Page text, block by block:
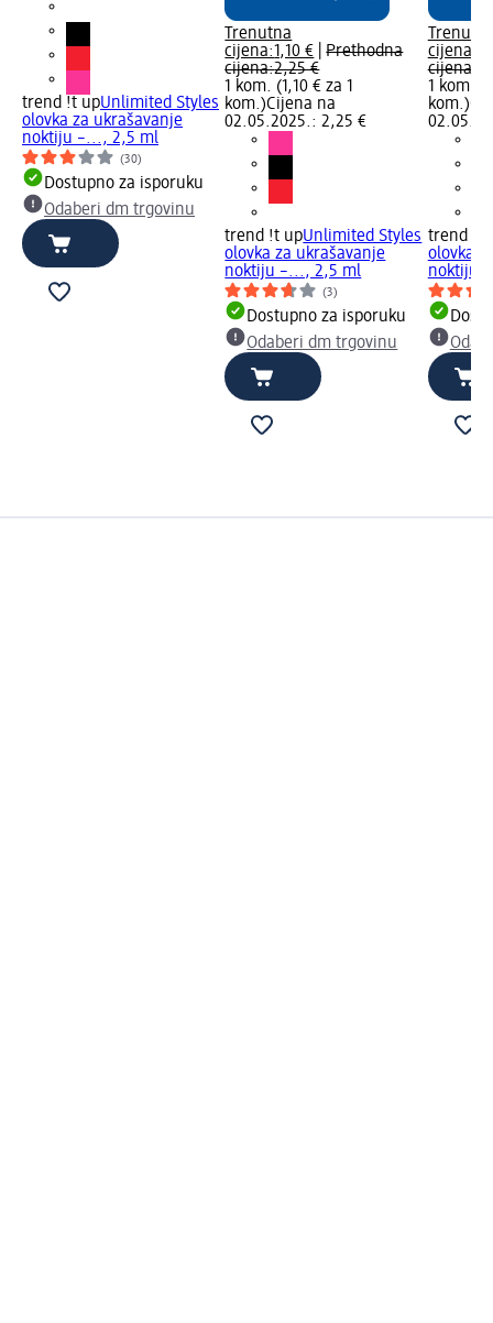
trend !t upUnlimited Styles
olovka za ukrašavanje
noktiju –..., 2,5 ml
(30)
Dostupno za isporuku
Odaberi dm trgovinu
Trenutna
cijena:1,10 € |Prethodna
cijena:2,25 €
1 kom. (1,10 € za 1
kom.)Cijena na
02.05.2025.: 2,25 €
trend !t upUnlimited Styles
olovka za ukrašavanje
noktiju –..., 2,5 ml
(3)
Dostupno za isporuku
Odaberi dm trgovinu
cijena:
cijena:
1 kom.
kom.)
trend !t
olovka
noktiju